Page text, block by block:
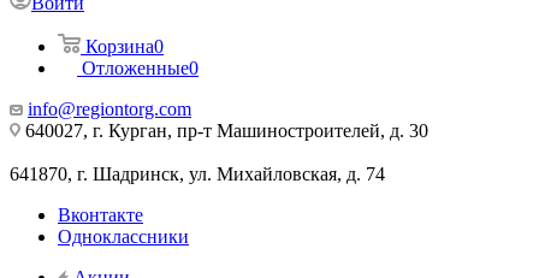
Корзина0
Отложенные0
info@regiontorg.com
640027, г. Курган, пр-т Машиностроителей, д. 30
641870, г. Шадринск, ул. Михайловская, д. 74
Вконтакте
Одноклассники